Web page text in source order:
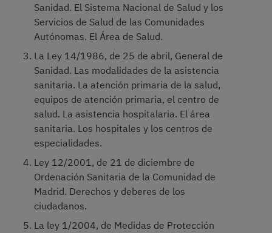
Sanidad. El Sistema Nacional de Salud y los
Servicios de Salud de las Comunidades
Autónomas. El Área de Salud.
La Ley 14/1986, de 25 de abril, General de
Sanidad. Las modalidades de la asistencia
sanitaria. La atención primaria de la salud,
equipos de atención primaria, el centro de
salud. La asistencia hospitalaria. El área
sanitaria. Los hospitales y los centros de
especialidades.
Ley 12/2001, de 21 de diciembre de
Ordenación Sanitaria de la Comunidad de
Madrid. Derechos y deberes de los
ciudadanos.
La ley 1/2004, de Medidas de Protección